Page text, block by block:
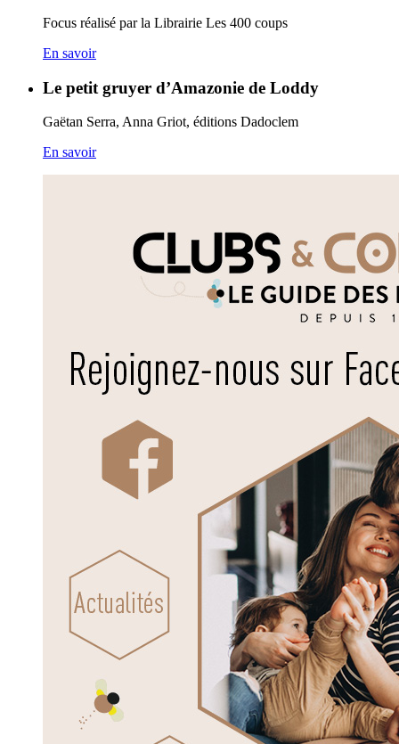
Focus réalisé par la Librairie Les 400 coups
En savoir
Le petit gruyer d’Amazonie de Loddy
Gaëtan Serra, Anna Griot, éditions Dadoclem
En savoir